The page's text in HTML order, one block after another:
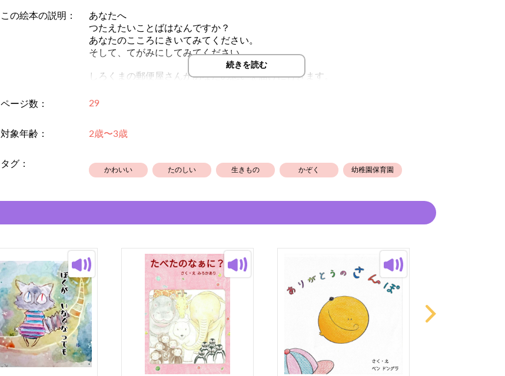
この絵本の説明：
あなたへ
つたえたいことばはなんですか？
あなたのこころにきいてみてください。
そして、てがみにしてみてください。
しろくまの郵便屋さんがあなたの想いを届けに行きます。
紙・ソフトパステル/2010年制作
続きを読む
ページ数： 29
対象年齢： 2歳〜3歳
タグ：
かわいい たのしい 生きもの かぞく 幼稚園保育園